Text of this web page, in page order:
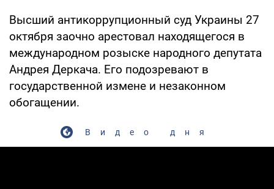
Высший антикоррупционный суд Украины 27
октября заочно арестовал находящегося в
международном розыске народного депутата
Андрея Деркача. Его подозревают в
государственной измене и незаконном
обогащении.
Видео дня